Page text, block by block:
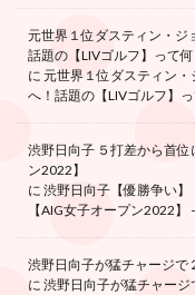
元世界１位ダスティン・ジ
話題の【LIVゴルフ】って何
に 元世界１位ダスティン
へ！話題の【LIVゴルフ】
渋野日向子 ５打差から首
ン2022】
に 渋野日向子【優勝争い
【AIG女子オープン2022】
渋野日向子が猛チャージで
に 渋野日向子が猛チャー